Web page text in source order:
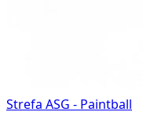
Strefa ASG - Paintball